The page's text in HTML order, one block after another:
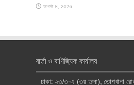
আগস্ট 8, 2026
বার্তা ও বাণিজ্যিক কার্যালয়
ঢাকা: ২৩/৩-এ (৩য় তলা), তোপখানা